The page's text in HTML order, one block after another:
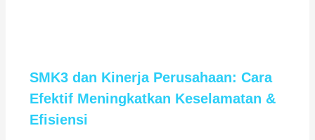
SMK3 dan Kinerja Perusahaan: Cara
Efektif Meningkatkan Keselamatan &
Efisiensi